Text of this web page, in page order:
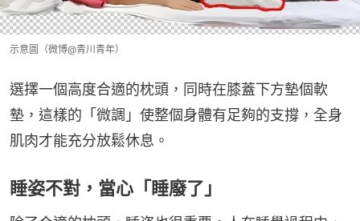
示意圖（微博@青川青年）
選擇一個高度合適的枕頭，同時在膝蓋下方墊個軟
墊，這樣的「微調」使整個身體有足夠的支撐，全身
肌肉才能充分放鬆休息。
睡姿不對，當心「睡廢了」